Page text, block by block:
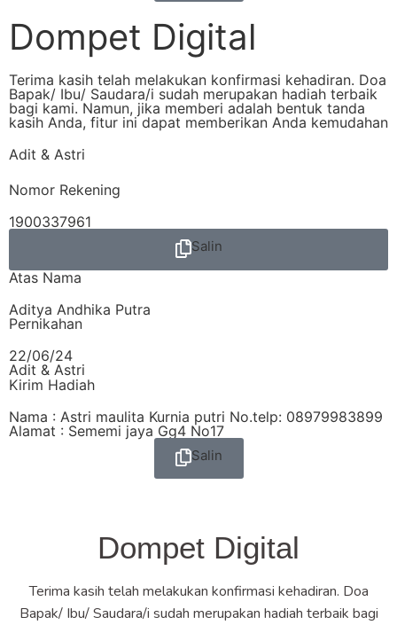
Dompet Digital
Terima kasih telah melakukan konfirmasi kehadiran. Doa
Bapak/ Ibu/ Saudara/i sudah merupakan hadiah terbaik
bagi kami. Namun, jika memberi adalah bentuk tanda
kasih Anda, fitur ini dapat memberikan Anda kemudahan
Adit & Astri
Nomor Rekening
1900337961
Salin
Atas Nama
Aditya Andhika Putra
Pernikahan
22/06/24
Adit & Astri
Kirim Hadiah
Nama : Astri maulita Kurnia putri No.telp: 08979983899
Alamat : Sememi jaya Gg4 No17
Salin
Dompet Digital
Terima kasih telah melakukan konfirmasi kehadiran. Doa
Bapak/ Ibu/ Saudara/i sudah merupakan hadiah terbaik bagi